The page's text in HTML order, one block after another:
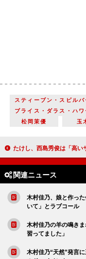
スティーブン・スピルバ
ブライス・ダラス・ハワ
松岡茉優
玉
たけし、西島秀俊は「高いサバ缶」と絶賛 ウェイン・ワン監督
関連ニュース
木村佳乃、娘と作っ
いて」とラブコール
木村佳乃の羊の鳴き
習ってました」
木村佳乃“天然”発言